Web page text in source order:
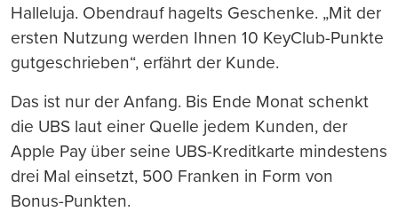
Halleluja. Obendrauf hagelts Geschenke. „Mit der
ersten Nutzung werden Ihnen 10 KeyClub-Punkte
gutgeschrieben“, erfährt der Kunde.
Das ist nur der Anfang. Bis Ende Monat schenkt
die UBS laut einer Quelle jedem Kunden, der
Apple Pay über seine UBS-Kreditkarte mindestens
drei Mal einsetzt, 500 Franken in Form von
Bonus-Punkten.